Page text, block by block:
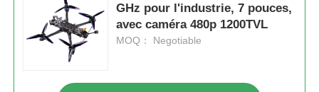
GHz pour l'industrie, 7 pouces,
avec caméra 480p 1200TVL
MOQ： Negotiable